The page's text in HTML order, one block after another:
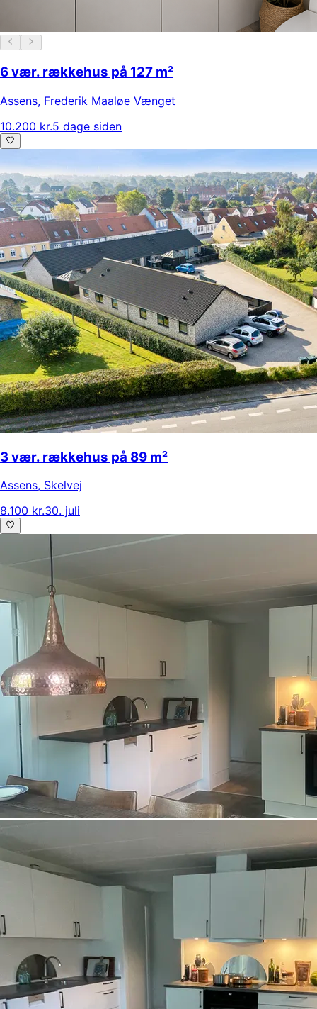
6 vær. rækkehus på 127 m²
Assens, Frederik Maaløe Vænget
10.200 kr.5 dage siden
3 vær. rækkehus på 89 m²
Assens, Skelvej
8.100 kr.30. juli